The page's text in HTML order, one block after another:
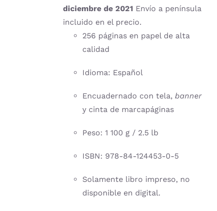
diciembre de 2021 Envío a península
incluido en el precio.
256 páginas en papel de alta
calidad
Idioma: Español
Encuadernado con tela,banner
y cinta de marcapáginas
Peso: 1 100 g / 2.5 lb
ISBN: 978-84-124453-0-5
Solamente libro impreso, no
disponible en digital.